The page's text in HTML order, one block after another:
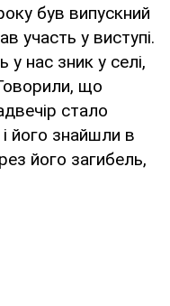
був випускний
участь у виступі.
нас зник у селі,
що
стало
його знайшли в
його загибель,